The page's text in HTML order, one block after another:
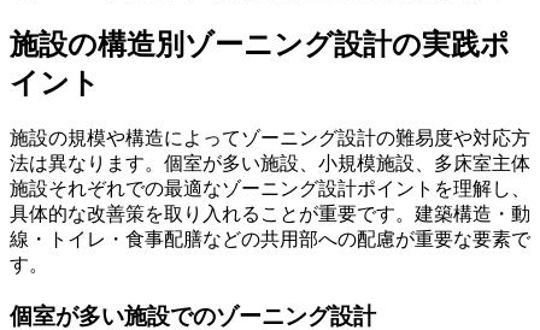
施設の構造別ゾーニング設計の実践ポ
イント
施設の規模や構造によってゾーニング設計の難易度や対応方
法は異なります。個室が多い施設、小規模施設、多床室主体
施設それぞれでの最適なゾーニング設計ポイントを理解し、
具体的な改善策を取り入れることが重要です。建築構造・動
線・トイレ・食事配膳などの共用部への配慮が重要な要素で
す。
個室が多い施設でのゾーニング設計